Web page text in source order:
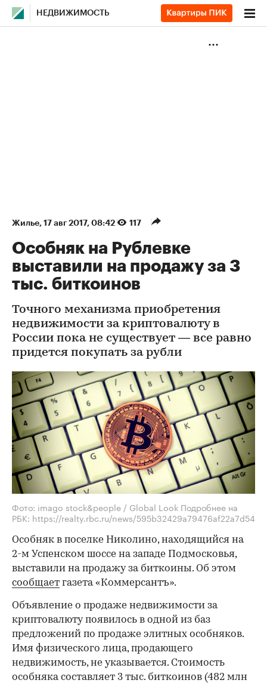
НЕДВИЖИМОСТЬ
Жилье⁠, 17 авг 2017, 08:42 117
Особняк на Рублевке
выставили на продажу за 3
тыс. биткоинов
Точного механизма приобретения
недвижимости за криптовалюту в
России пока не существует — все равно
придется покупать за рубли
Фото: imago stock&people / Global Look Подробнее на
РБК: https://realty.rbc.ru/news/595b32429a79476af22a7d54
Особняк в поселке Николино, находящийся на
2-м Успенском шоссе на западе Подмосковья,
выставили на продажу за биткоины. Об этом
сообщает газета «Коммерсантъ».
Объявление о продаже недвижимости за
криптовалюту появилось в одной из баз
предложений по продаже элитных особняков.
Имя физического лица, продающего
недвижимость, не указывается. Стоимость
особняка составляет 3 тыс. биткоинов (482 млн